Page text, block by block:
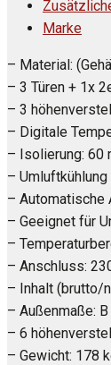
Marke
– Material:
– 3 Türen + 1x
– 3
– Digitale
– Isolierung: 60
– Umluftkühlung
– Automatische
– Geeignet für
–
– Anschluss:
– Inhalt (brutto/
– Außenmaße:
– 6
– Gewicht: 178